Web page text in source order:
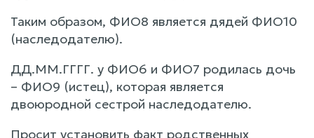
Таким образом, ФИО8 является дядей ФИО10
(наследодателю).
ДД.ММ.ГГГГ. у ФИО6 и ФИО7 родилась дочь
– ФИО9 (истец), которая является
двоюродной сестрой наследодателю.
Просит установить факт родственных